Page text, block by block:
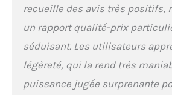
380 E est
rigide de
l'herbe
réduisant
recueille des avis très positifs,
un rapport qualité-prix
séduisant. Les utilisateurs
légèreté, qui la rend très
puissance jugée surprenante